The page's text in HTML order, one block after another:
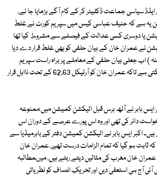
سیاسی جماعت ڈکلیئر کر کے کام آگے بڑھایا جا ئے،
یہ ہے کہ حنیف عباسی کیس میں سپریم کورٹ نے غلط
یا دوسری کسی عدالت کے فیصلے سے مشروط کیا تھا
نے عمران خان کے بیان حلفی کو بھی غلط قرار دے دیا
) اب جعلی بیان حلفی کے معاملے پر براہ راست سپریم
کورٹ سے بھی رجوع کر سکتی ہے تاکہ عمران خان کو آرٹیکل 62,63 کے تحت نااہل قرار
ایس بابر نے آٹھ برس قبل الیکشن کمیشن میں ممنوعہ
دائر کی تھی اور وہ اس پورے عرصے کے دوران اس
اکبر ایس بابر نے الیکشن کمیشن دفتر کے باہرمیڈیا سے
ثابت ہو گیا کہ تمام الزامات درست تھے، عمران خان
عمران خان مغرب کی مثالیں دیتے رہتے ہیں، میںمطالبہ
آئی آج ہی استعفیٰ دیں اور تحریکِ انصاف کو نظریاتی